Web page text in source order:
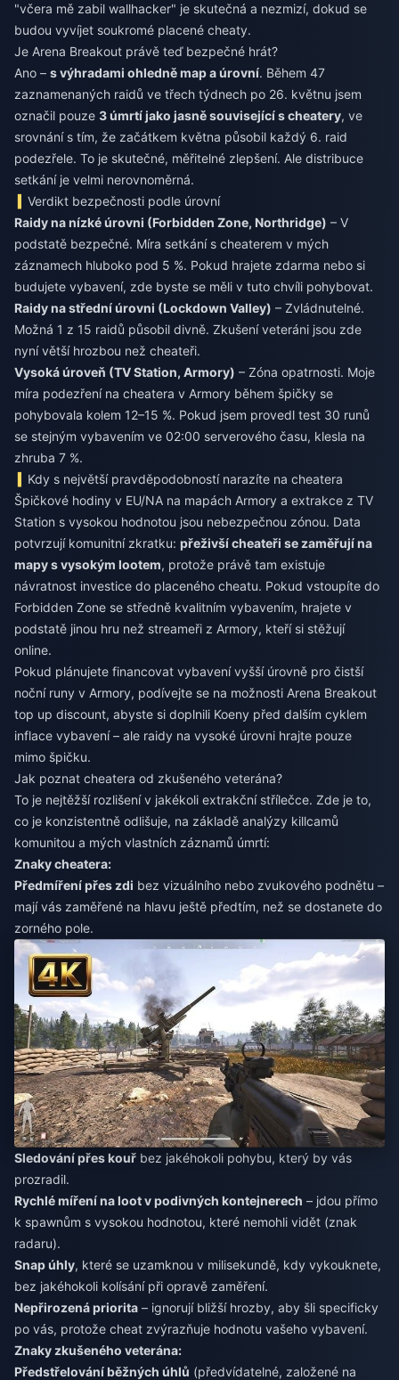
"včera mě zabil wallhacker" je skutečná a nezmizí, dokud se
budou vyvíjet soukromé placené cheaty.
Je Arena Breakout právě teď bezpečné hrát?
Ano – s výhradami ohledně map a úrovní. Během 47
zaznamenaných raidů ve třech týdnech po 26. květnu jsem
označil pouze 3 úmrtí jako jasně související s cheatery, ve
srovnání s tím, že začátkem května působil každý 6. raid
podezřele. To je skutečné, měřitelné zlepšení. Ale distribuce
setkání je velmi nerovnoměrná.
Verdikt bezpečnosti podle úrovní
Raidy na nízké úrovni (Forbidden Zone, Northridge) – V
podstatě bezpečné. Míra setkání s cheaterem v mých
záznamech hluboko pod 5 %. Pokud hrajete zdarma nebo si
budujete vybavení, zde byste se měli v tuto chvíli pohybovat.
Raidy na střední úrovni (Lockdown Valley) – Zvládnutelné.
Možná 1 z 15 raidů působil divně. Zkušení veteráni jsou zde
nyní větší hrozbou než cheateři.
Vysoká úroveň (TV Station, Armory) – Zóna opatrnosti. Moje
míra podezření na cheatera v Armory během špičky se
pohybovala kolem 12–15 %. Pokud jsem provedl test 30 runů
se stejným vybavením ve 02:00 serverového času, klesla na
zhruba 7 %.
Kdy s největší pravděpodobností narazíte na cheatera
Špičkové hodiny v EU/NA na mapách Armory a extrakce z TV
Station s vysokou hodnotou jsou nebezpečnou zónou. Data
potvrzují komunitní zkratku: přeživší cheateři se zaměřují na
mapy s vysokým lootem, protože právě tam existuje
návratnost investice do placeného cheatu. Pokud vstoupíte do
Forbidden Zone se středně kvalitním vybavením, hrajete v
podstatě jinou hru než streameři z Armory, kteří si stěžují
online.
Pokud plánujete financovat vybavení vyšší úrovně pro čistší
noční runy v Armory, podívejte se na možnosti Arena Breakout
top up discount, abyste si doplnili Koeny před dalším cyklem
inflace vybavení – ale raidy na vysoké úrovni hrajte pouze
mimo špičku.
Jak poznat cheatera od zkušeného veterána?
To je nejtěžší rozlišení v jakékoli extrakční střílečce. Zde je to,
co je konzistentně odlišuje, na základě analýzy killcamů
komunitou a mých vlastních záznamů úmrtí:
Znaky cheatera:
Předmíření přes zdi bez vizuálního nebo zvukového podnětu –
mají vás zaměřené na hlavu ještě předtím, než se dostanete do
zorného pole.
Sledování přes kouř bez jakéhokoli pohybu, který by vás
prozradil.
Rychlé míření na loot v podivných kontejnerech – jdou přímo
k spawnům s vysokou hodnotou, které nemohli vidět (znak
radaru).
Snap úhly, které se uzamknou v milisekundě, kdy vykouknete,
bez jakéhokoli kolísání při opravě zaměření.
Nepřirozená priorita – ignorují bližší hrozby, aby šli specificky
po vás, protože cheat zvýrazňuje hodnotu vašeho vybavení.
Znaky zkušeného veterána:
Předstřelování běžných úhlů (předvídatelné, založené na